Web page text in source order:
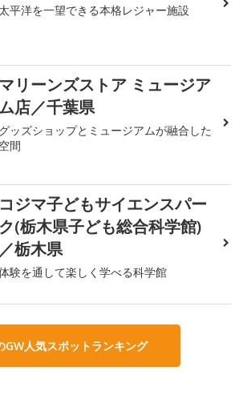
太平洋を一望できる本格レジャー施設
マリーンズストア ミュージア
ム店／千葉県
グッズショップとミュージアムが融合した
空間
コジマ子どもサイエンスパー
ク(栃木県子ども総合科学館)
／栃木県
験を通して楽しく学べる科学館
GW人気スポットランキング